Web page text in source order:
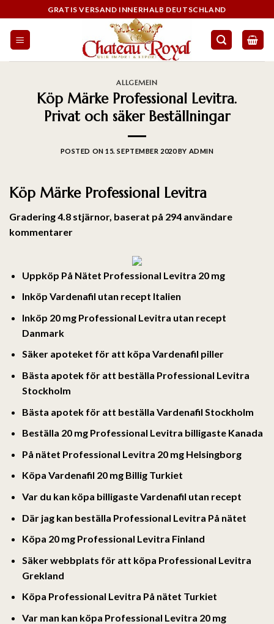
GRATIS VERSAND INNERHALB DEUTSCHLAND
ALLGEMEIN
Köp Märke Professional Levitra.
Privat och säker Beställningar
POSTED ON15. SEPTEMBER 2020BY ADMIN
Köp Märke Professional Levitra
Gradering4.8 stjärnor, baserat på 294 användare
kommentarer
Uppköp På Nätet Professional Levitra 20 mg
Inköp Vardenafil utan recept Italien
Inköp 20 mg Professional Levitra utan recept
Danmark
Säker apoteket för att köpa Vardenafil piller
Bästa apotek för att beställa Professional Levitra
Stockholm
Bästa apotek för att beställa Vardenafil Stockholm
Beställa 20 mg Professional Levitra billigaste Kanada
På nätet Professional Levitra 20 mg Helsingborg
Köpa Vardenafil 20 mg Billig Turkiet
Var du kan köpa billigaste Vardenafil utan recept
Där jag kan beställa Professional Levitra På nätet
Köpa 20 mg Professional Levitra Finland
Säker webbplats för att köpa Professional Levitra
Grekland
Köpa Professional Levitra På nätet Turkiet
Var man kan köpa Professional Levitra 20 mg